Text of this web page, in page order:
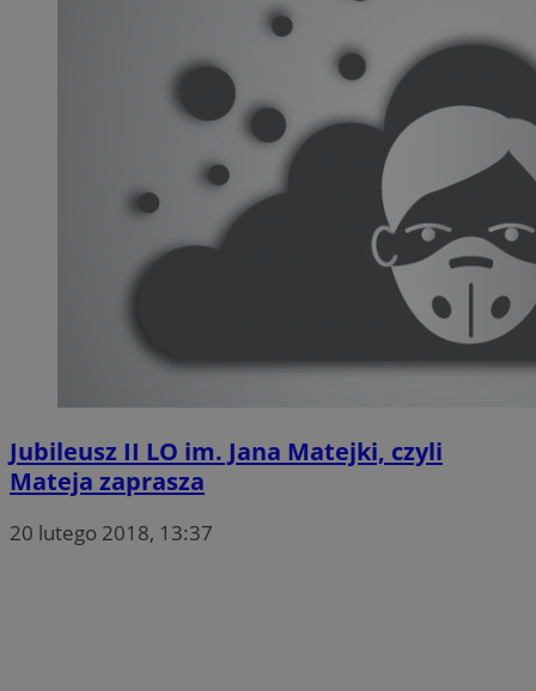
Jubileusz II LO im. Jana Matejki, czyli
Mateja zaprasza
20 lutego 2018, 13:37